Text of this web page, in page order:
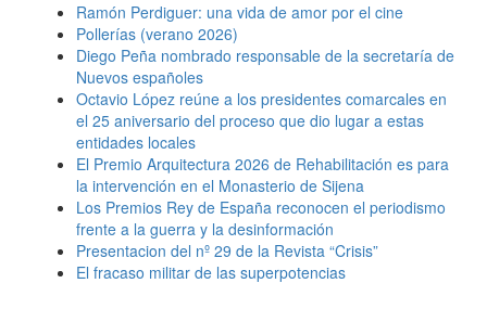
Ramón Perdiguer: una vida de amor por el cine
Pollerías (verano 2026)
Diego Peña nombrado responsable de la secretaría de
Nuevos españoles
Octavio López reúne a los presidentes comarcales en
el 25 aniversario del proceso que dio lugar a estas
entidades locales
El Premio Arquitectura 2026 de Rehabilitación es para
la intervención en el Monasterio de Sijena
Los Premios Rey de España reconocen el periodismo
frente a la guerra y la desinformación
Presentacion del nº 29 de la Revista “Crisis”
El fracaso militar de las superpotencias